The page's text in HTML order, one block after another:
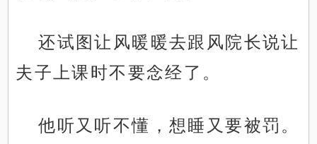
还试图让风暖暖去跟风院长说让
夫子上课时不要念经了。
他听又听不懂，想睡又要被罚。